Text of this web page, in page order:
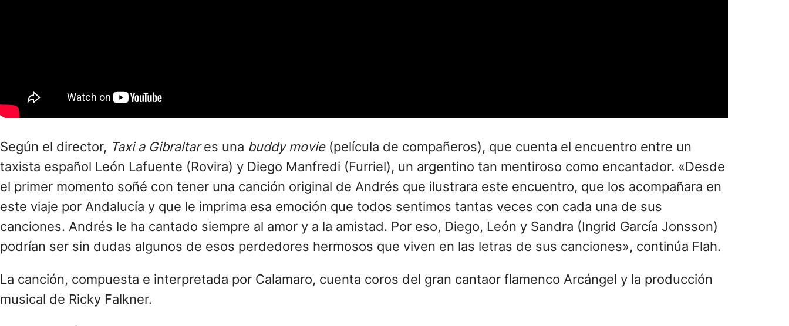
Según el director, Taxi a Gibraltares una buddy movie(película de compañeros), que cuenta el encuentro entre un
taxista español León Lafuente (Rovira) y Diego Manfredi (Furriel), un argentino tan mentiroso como encantador. «Desde
el primer momento soñé con tener una canción original de Andrés que ilustrara este encuentro, que los acompañara en
este viaje por Andalucía y que le imprima esa emoción que todos sentimos tantas veces con cada una de sus
canciones. Andrés le ha cantado siempre al amor y a la amistad. Por eso, Diego, León y Sandra (Ingrid García Jonsson)
podrían ser sin dudas algunos de esos perdedores hermosos que viven en las letras de sus canciones», continúa Flah.
La canción, compuesta e interpretada por Calamaro, cuenta coros del gran cantaor flamenco Arcángel y la producción
musical de Ricky Falkner.